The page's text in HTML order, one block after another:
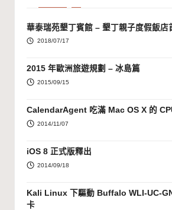
華泰瑞苑墾丁賓館 – 墾丁親子度假飯店
2018/07/17
2015 年歐洲旅遊規劃 – 冰島篇
2015/09/15
CalendarAgent 吃滿 Mac OS X 的
2014/11/07
iOS 8 正式版釋出
2014/09/18
Kali Linux 下驅動 Buffalo WLI-UC-
卡